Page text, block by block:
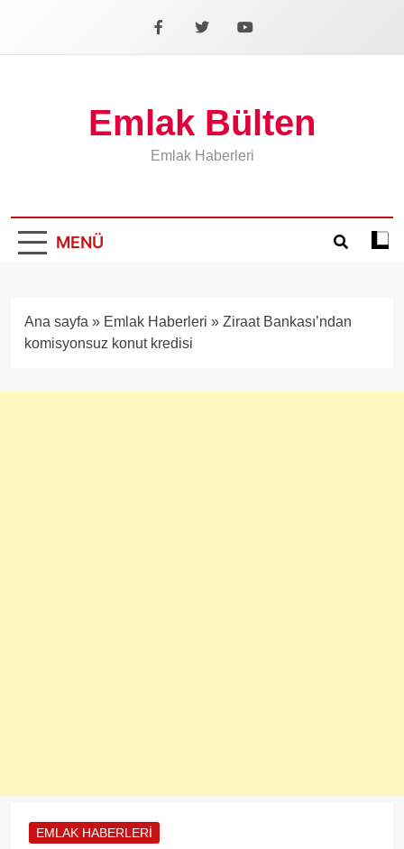
Facebook
X YouTube
Emlak Bülten
Emlak Haberleri
MENÜ
Koyu
Ana sayfa » Emlak Haberleri » Ziraat Bankası’ndan
komisyonsuz konut kredisi
EMLAK HABERLERI